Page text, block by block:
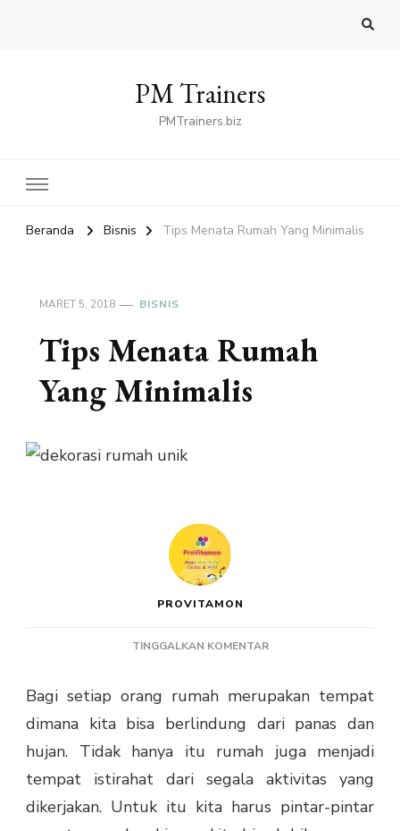
PM Trainers
PMTrainers.biz
Beranda Bisnis Tips Menata Rumah Yang Minimalis
MARET 5, 2018 BISNIS
Tips Menata Rumah
Yang Minimalis
PROVITAMON
TINGGALKAN KOMENTARPADA
RUMAH
YANG
Bagi setiap orang rumah merupakan tempat
dimana kita bisa berlindung dari panas dan
hujan. Tidak hanya itu rumah juga menjadi
tempat istirahat dari segala aktivitas yang
dikerjakan. Untuk itu kita harus pintar-pintar